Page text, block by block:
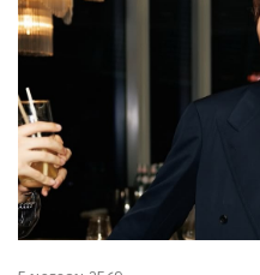
Workshop กับสองเอ็กเซ็กคิวที
Producer) โปรดิวเซอร์มือทองอย่าง ปอนด์-กฤษดา
เดช และ โอม-ปัณฑพล ประ